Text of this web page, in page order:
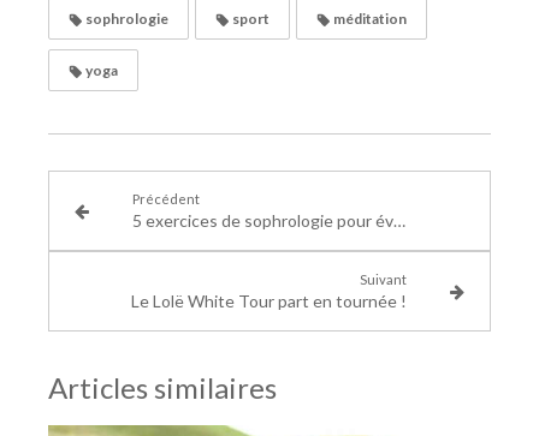
sophrologie sport méditation
yoga
Précédent
5 exercices de sophrologie pour évacuer le stress cet été
Suivant
Le Lolë White Tour part en tournée !
Articles similaires